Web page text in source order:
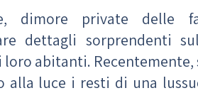
dimore private delle
dettagli sorprendenti
abitanti.
alla luce i resti di una